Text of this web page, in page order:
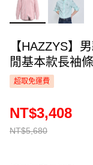
【HAZZYS】
閒基本款長袖
超取免運費
NT$5,680
NT$3,408